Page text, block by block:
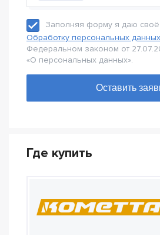
Заполняя форму я даю своё
Обработку персональных данных
Федеральном законом от
«О персональных данных».
Где купить